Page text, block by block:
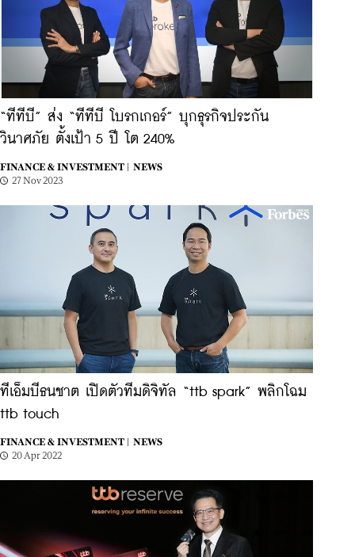
“ทีทีบี” ส่ง “ทีทีบี โบรกเกอร์” บุกธุรกิจประกัน
วินาศภัย ตั้งเป้า 5 ปี โต 240%
FINANCE & INVESTMENT |
NEWS
27 Nov 2023
ทีเอ็มบีธนชาต เปิดตัวทีมดิจิทัล “ttb spark” พลิกโฉม
ttb touch
FINANCE & INVESTMENT |
NEWS
20 Apr 2022